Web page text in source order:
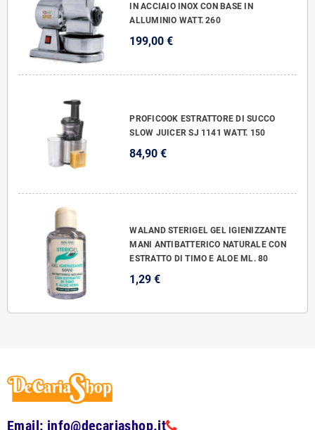
IN ACCIAIO INOX CON BASE IN
ALLUMINIO WATT. 260
199,00 €
PROFICOOK ESTRATTORE DI SUCCO
SLOW JUICER SJ 1141 WATT. 150
84,90 €
WALAND STERIGEL GEL IGIENIZZANTE
MANI ANTIBATTERICO NATURALE CON
ESTRATTO DI TIMO E ALOE ML. 80
1,29 €
Email: info@decariashop.it